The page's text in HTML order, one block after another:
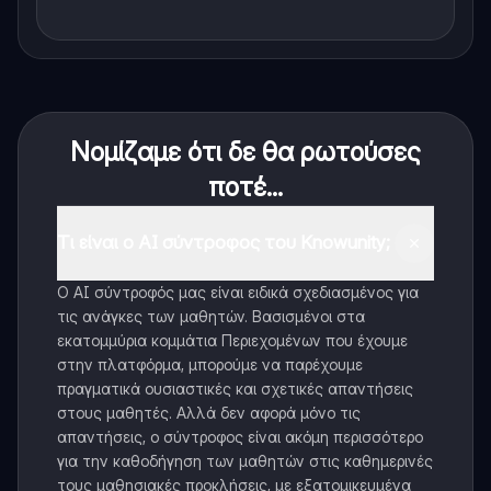
Νομίζαμε ότι δε θα ρωτούσες
ποτέ...
Ο AI σύντροφός μας είναι ειδικά σχεδιασμένος για
τις ανάγκες των μαθητών. Βασισμένοι στα
εκατομμύρια κομμάτια Περιεχομένων που έχουμε
στην πλατφόρμα, μπορούμε να παρέχουμε
πραγματικά ουσιαστικές και σχετικές απαντήσεις
στους μαθητές. Αλλά δεν αφορά μόνο τις
απαντήσεις, ο σύντροφος είναι ακόμη περισσότερο
για την καθοδήγηση των μαθητών στις καθημερινές
τους μαθησιακές προκλήσεις, με εξατομικευμένα